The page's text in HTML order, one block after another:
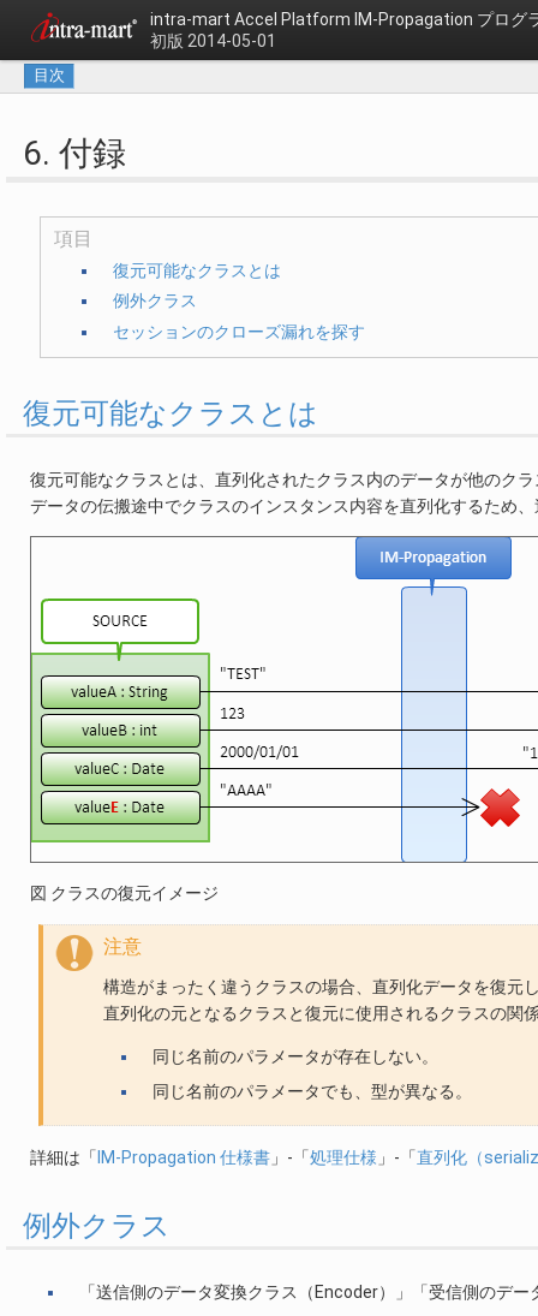
intra-mart Accel Platform IM-Propagation プログ
初版 2014-05-01
目次
6. 付録
項目
復元可能なクラスとは
例外クラス
セッションのクローズ漏れを探す
復元可能なクラスとは
復元可能なクラスとは、直列化されたクラス内のデータが他のク
データの伝搬途中でクラスのインスタンス内容を直列化するため
図 クラスの復元イメージ
注意
構造がまったく違うクラスの場合、直列化データを復元
直列化の元となるクラスと復元に使用されるクラスの関
同じ名前のパラメータが存在しない。
同じ名前のパラメータでも、型が異なる。
詳細は「 IM-Propagation 仕様書 」-「処理仕様 」-「直列化（
例外クラス
「送信側のデータ変換クラス（Encoder）」「受信側のデ